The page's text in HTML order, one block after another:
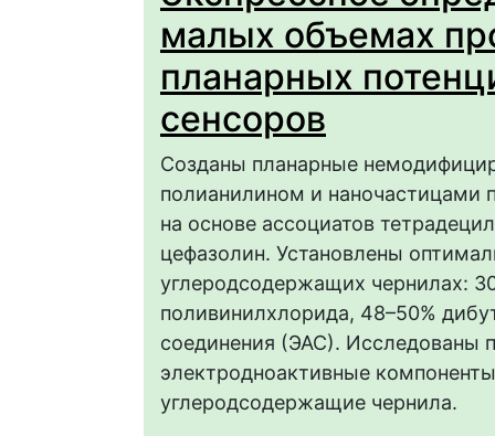
ПОЛИАНИЛИНОМ
СЕЛЕКТИВНЫХ
малых объемах
планарных
сенсоров
Созданы планарные
полианилином и наночастицами
на основе ассоциатов
цефазолин. Установлены
углеродсодержащих чернилах:
поливинилхлорида, 48–50%
соединения (ЭАС). Исследованы
электродноактивные
углеродсодержащие чернила.